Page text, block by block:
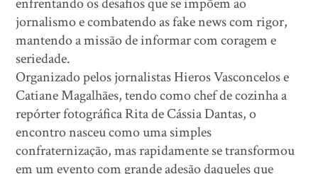
jornalismo e combatendo as fake news com rigor,
mantendo a missão de informar com coragem e
seriedade.
Organizado pelos jornalistas Hieros Vasconcelos e
Catiane Magalhães, tendo como chef de cozinha a
repórter fotográfica Rita de Cássia Dantas, o
encontro nasceu como uma simples
confraternização, mas rapidamente se transformou
em um evento com grande adesão daqueles que